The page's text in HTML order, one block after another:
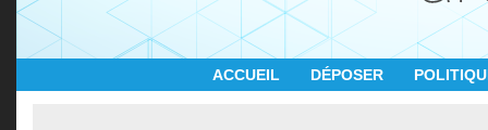
ACCUEIL DÉPOSER